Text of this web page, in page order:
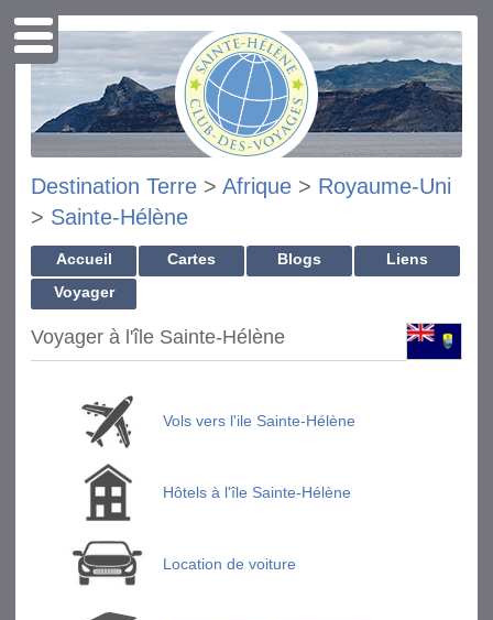
Destination Terre > Afrique > Royaume-Uni
> Sainte-Hélène
Accueil Cartes Blogs
Liens
Voyager
Voyager à l'île Sainte-Hélène
Vols vers l'ile Sainte-Hélène
Hôtels à l'île Sainte-Hélène
Location de voiture